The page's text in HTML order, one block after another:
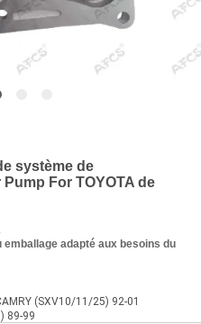
système de
For TOYOTA de
emballage adapté aux besoins du
(SXV10/11/25) 92-01
89-99